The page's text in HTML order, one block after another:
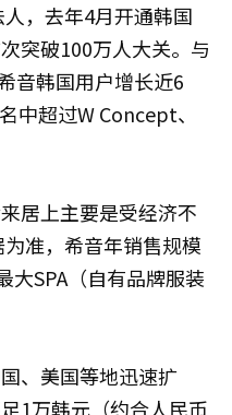
，去年4月开通韩国
突破100万人大关。与
音韩国用户增长近6
中超过W Concept、
居上主要是受经济不
准，希音年销售规模
大SPA（自有品牌服装
、美国等地迅速扩
1万韩元（约合人民币